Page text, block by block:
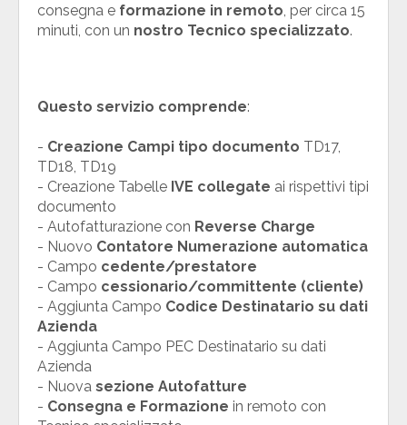
consegna e formazione in remoto , per circa 15
minuti, con un nostro Tecnico specializzato.
Questo servizio comprende:
- Creazione Campi tipo documento TD17,
TD18, TD19
- Creazione Tabelle IVE collegate ai rispettivi tipi
documento
- Autofatturazione con Reverse Charge
- Nuovo Contatore Numerazione automatica
- Campo cedente/prestatore
- Campo cessionario/committente (cliente)
- Aggiunta Campo Codice Destinatario su dati
Azienda
- Aggiunta Campo PEC Destinatario su dati
Azienda
- Nuova sezione Autofatture
- Consegna e Formazione in remoto con